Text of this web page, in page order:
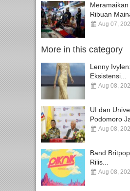
Ribuan
Aug 07,
More in this category
Lenny
Eksistensi...
Aug 08,
UI dan
Podomoro
Aug 08,
Band
Rilis...
Aug 08,